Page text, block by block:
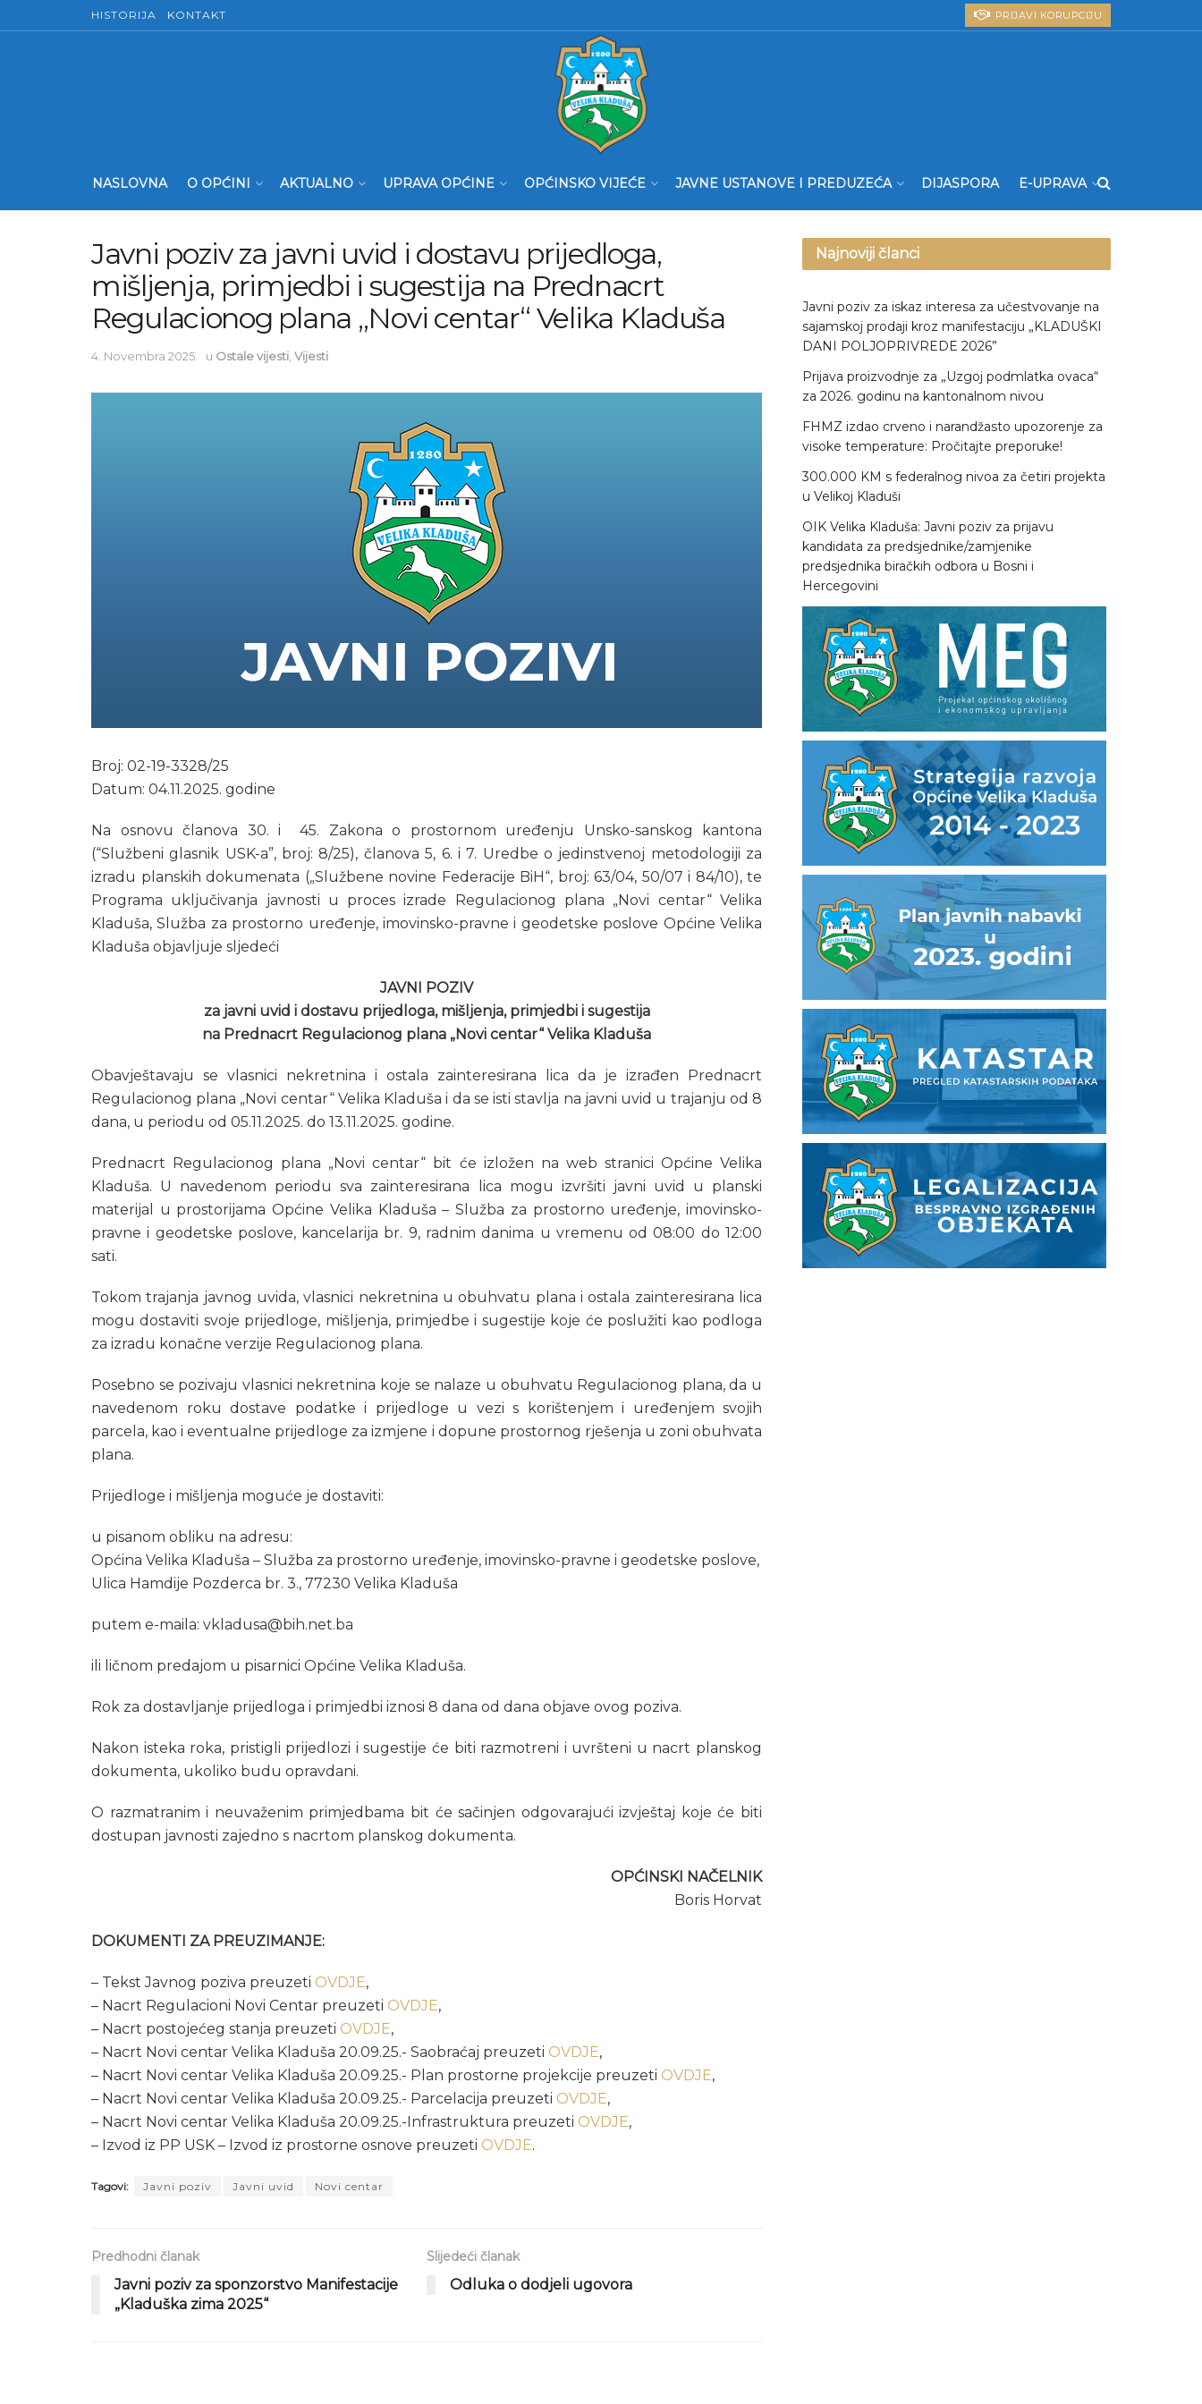
HISTORIJA KONTAKT PRIJAVI KORUPCIJU
NASLOVNA O OPĆINI AKTUALNO UPRAVA OPĆINE OPĆINSKO VIJEĆE JAVNE USTANOVE I PREDUZEĆA DIJASPORA E-UPRAVA
Javni poziv za javni uvid i dostavu prijedloga,
mišljenja, primjedbi i sugestija na Prednacrt
Regulacionog plana „Novi centar“ Velika Kladuša
4. Novembra 2025. u Ostale vijesti Vijesti
Broj: 02-19-3328/25
Datum: 04.11.2025. godine
Na osnovu članova 30. i 45. Zakona o prostornom uređenju Unsko-sanskog kantona
(“Službeni glasnik USK-a”, broj: 8/25), članova 5, 6. i 7. Uredbe o jedinstvenoj metodologiji za
izradu planskih dokumenata („Službene novine Federacije BiH“, broj: 63/04, 50/07 i 84/10), te
Programa uključivanja javnosti u proces izrade Regulacionog plana „Novi centar“ Velika
Kladuša, Služba za prostorno uređenje, imovinsko-pravne i geodetske poslove Općine Velika
Kladuša objavljuje sljedeći
JAVNI POZIV
za javni uvid i dostavu prijedloga, mišljenja, primjedbi i sugestija
na Prednacrt Regulacionog plana „Novi centar“ Velika Kladuša
Obavještavaju se vlasnici nekretnina i ostala zainteresirana lica da je izrađen Prednacrt
Regulacionog plana „Novi centar“ Velika Kladuša i da se isti stavlja na javni uvid u trajanju od 8
dana, u periodu od 05.11.2025. do 13.11.2025. godine.
Prednacrt Regulacionog plana „Novi centar“ bit će izložen na web stranici Općine Velika
Kladuša. U navedenom periodu sva zainteresirana lica mogu izvršiti javni uvid u planski
materijal u prostorijama Općine Velika Kladuša – Služba za prostorno uređenje, imovinsko-
pravne i geodetske poslove, kancelarija br. 9, radnim danima u vremenu od 08:00 do 12:00
sati.
Tokom trajanja javnog uvida, vlasnici nekretnina u obuhvatu plana i ostala zainteresirana lica
mogu dostaviti svoje prijedloge, mišljenja, primjedbe i sugestije koje će poslužiti kao podloga
za izradu konačne verzije Regulacionog plana.
Posebno se pozivaju vlasnici nekretnina koje se nalaze u obuhvatu Regulacionog plana, da u
navedenom roku dostave podatke i prijedloge u vezi s korištenjem i uređenjem svojih
parcela, kao i eventualne prijedloge za izmjene i dopune prostornog rješenja u zoni obuhvata
plana.
Prijedloge i mišljenja moguće je dostaviti:
u pisanom obliku na adresu:
Općina Velika Kladuša – Služba za prostorno uređenje, imovinsko-pravne i geodetske poslove,
Ulica Hamdije Pozderca br. 3., 77230 Velika Kladuša
putem e-maila: vkladusa@bih.net.ba
ili ličnom predajom u pisarnici Općine Velika Kladuša.
Rok za dostavljanje prijedloga i primjedbi iznosi 8 dana od dana objave ovog poziva.
Nakon isteka roka, pristigli prijedlozi i sugestije će biti razmotreni i uvršteni u nacrt planskog
dokumenta, ukoliko budu opravdani.
O razmatranim i neuvaženim primjedbama bit će sačinjen odgovarajući izvještaj koje će biti
dostupan javnosti zajedno s nacrtom planskog dokumenta.
OPĆINSKI NAČELNIK
Boris Horvat
DOKUMENTI ZA PREUZIMANJE:
– Tekst Javnog poziva preuzeti OVDJE,
– Nacrt Regulacioni Novi Centar preuzeti OVDJE,
– Nacrt postojećeg stanja preuzeti OVDJE,
– Nacrt Novi centar Velika Kladuša 20.09.25.- Saobraćaj preuzeti OVDJE,
– Nacrt Novi centar Velika Kladuša 20.09.25.- Plan prostorne projekcije preuzeti OVDJE,
– Nacrt Novi centar Velika Kladuša 20.09.25.- Parcelacija preuzeti OVDJE,
– Nacrt Novi centar Velika Kladuša 20.09.25.-Infrastruktura preuzeti OVDJE,
– Izvod iz PP USK – Izvod iz prostorne osnove preuzeti OVDJE.
Tagovi: Javni poziv Javni uvid Novi centar
Predhodni članak
Javni poziv za sponzorstvo Manifestacije
„Kladuška zima 2025“
Slijedeći članak
Odluka o dodjeli ugovora
Najnoviji članci
Javni poziv za iskaz interesa za učestvovanje na
sajamskoj prodaji kroz manifestaciju „KLADUŠKI
DANI POLJOPRIVREDE 2026”
Prijava proizvodnje za „Uzgoj podmlatka ovaca“
za 2026. godinu na kantonalnom nivou
FHMZ izdao crveno i narandžasto upozorenje za
visoke temperature: Pročitajte preporuke!
300.000 KM s federalnog nivoa za četiri projekta
u Velikoj Kladuši
OIK Velika Kladuša: Javni poziv za prijavu
kandidata za predsjednike/zamjenike
predsjednika biračkih odbora u Bosni i
Hercegovini